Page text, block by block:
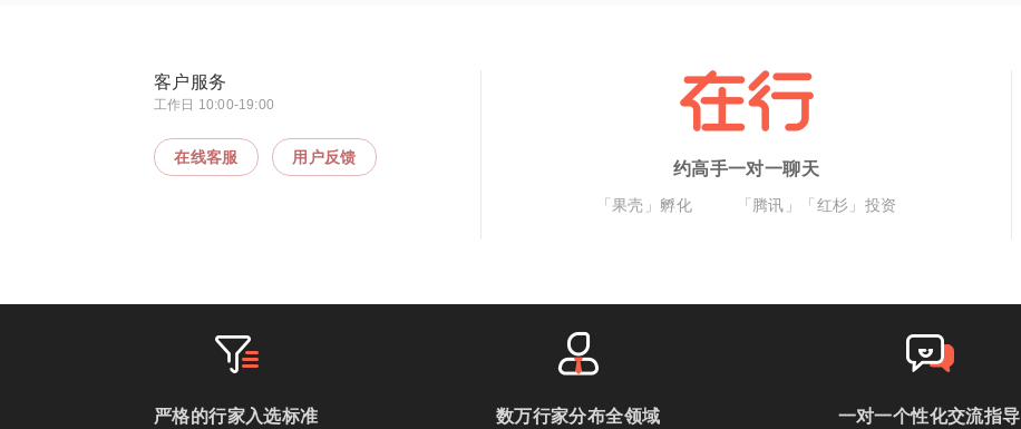
客户服务
工作日 10:00-19:00
在线客服 用户反馈
约高手一对一聊天
「果壳」孵化 「腾讯」「红杉」投资
严格的行家入选标准 数万行家分布全领域 一对一个性化交流指导